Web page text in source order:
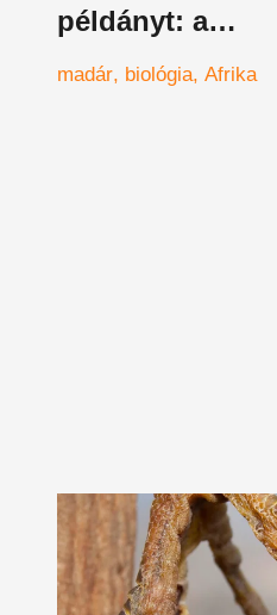
példányt: a
leggyönyörűbb
amit valaha láttál
madár biológia Afrika